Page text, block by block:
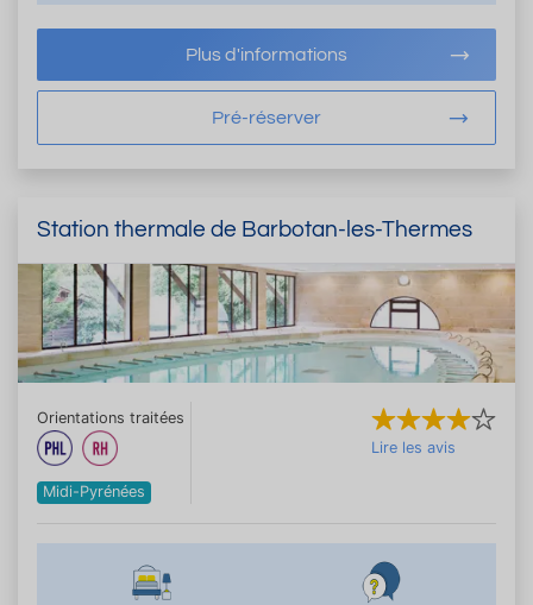
Plus d'informations
Pré-réserver
Station thermale de Barbotan-les-Thermes
Orientations traitées
Midi-Pyrénées
Lire les avis